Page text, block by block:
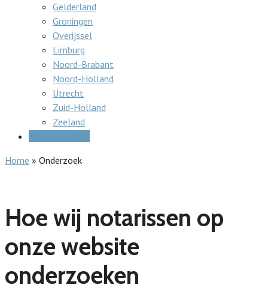
Gelderland
Groningen
Overijssel
Limburg
Noord-Brabant
Noord-Holland
Utrecht
Zuid-Holland
Zeeland
Home » Onderzoek
Hoe wij notarissen op
onze website
onderzoeken